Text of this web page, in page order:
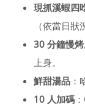
現抓溪蝦四
（依當日狀
30 分鐘慢
上身。
鮮甜湯品 ：
10 人加碼